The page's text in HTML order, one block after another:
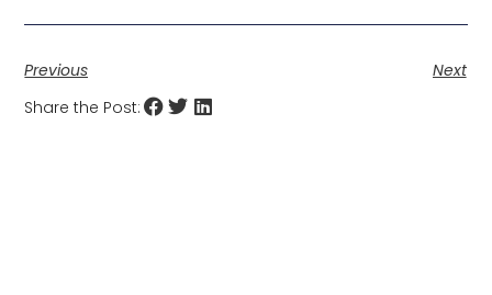
Previous
Next
Share the Post: